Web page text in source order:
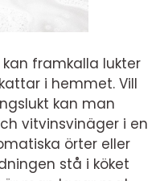
framkalla lukter
i hemmet. Vill
kan man
vitvinsvinäger i en
örter eller
stå i köket